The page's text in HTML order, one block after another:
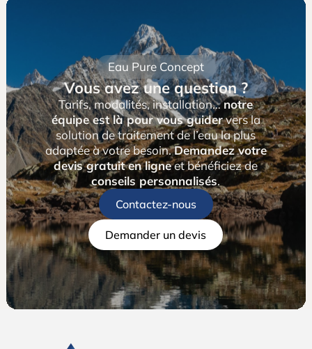
Eau Pure Concept
Vous avez une question ?
Tarifs, modalités, installation…notre
équipe est là pour vous guidervers la
solution de traitement de l’eau la plus
adaptée à votre besoin.Demandez votre
devis gratuit en ligneet bénéficiez de
conseils personnalisés.
Contactez-nous
Demander un devis